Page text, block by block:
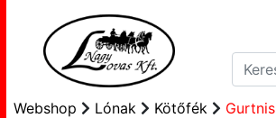
Webshop Lónak Kötőfék
Gurtnis